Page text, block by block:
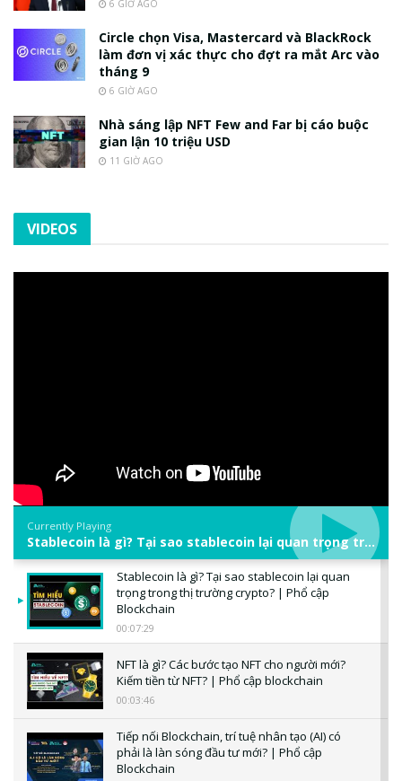
6 GIỜ AGO
Circle chọn Visa, Mastercard và BlackRock
làm đơn vị xác thực cho đợt ra mắt Arc vào
tháng 9
6 GIỜ AGO
Nhà sáng lập NFT Few and Far bị cáo buộc
gian lận 10 triệu USD
11 GIỜ AGO
VIDEOS
Currently Playing
Stablecoin là gì? Tại sao stablecoin lại quan trọng trong thị trường crypto? | Phổ cập Blockchain
Stablecoin là gì? Tại sao stablecoin lại quan
trọng trong thị trường crypto? | Phổ cập
Blockchain
00:07:29
NFT là gì? Các bước tạo NFT cho người mới?
Kiếm tiền từ NFT? | Phổ cập blockchain
00:03:46
Tiếp nối Blockchain, trí tuệ nhân tạo (AI) có
phải là làn sóng đầu tư mới? | Phổ cập
Blockchain